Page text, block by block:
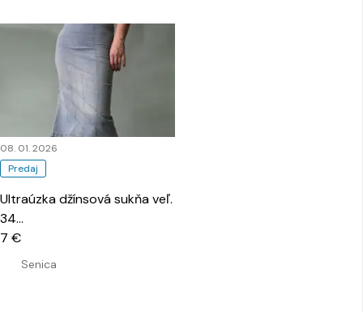
Predaj
08. 01. 2026
Ultraúzka džínsová sukňa veľ.
34…
Senica
7 €